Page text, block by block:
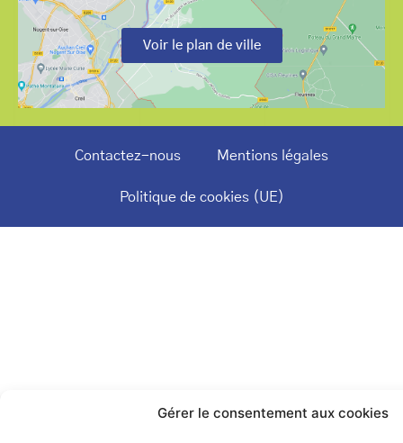
Gérer le consentement aux cookies
Voir le plan de ville
Contactez-nous Mentions légales
Politique de cookies (UE)